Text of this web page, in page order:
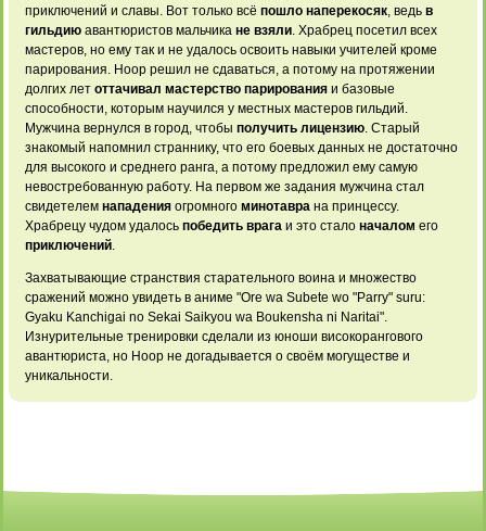
приключений и славы. Вот только всё пошло наперекосяк, ведь в
гильдию авантюристов мальчика не взяли. Храбрец посетил всех
мастеров, но ему так и не удалось освоить навыки учителей кроме
парирования. Ноор решил не сдаваться, а потому на протяжении
долгих лет оттачивал мастерство парирования и базовые
способности, которым научился у местных мастеров гильдий.
Мужчина вернулся в город, чтобы получить лицензию. Старый
знакомый напомнил страннику, что его боевых данных не достаточно
для высокого и среднего ранга, а потому предложил ему самую
невостребованную работу. На первом же задания мужчина стал
свидетелем нападения огромного минотавра на принцессу.
Храбрецу чудом удалось победить врага и это стало началом его
приключений.
Захватывающие странствия старательного воина и множество
сражений можно увидеть в аниме "Ore wa Subete wo "Parry" suru:
Gyaku Kanchigai no Sekai Saikyou wa Boukensha ni Naritai".
Изнурительные тренировки сделали из юноши високорангового
авантюриста, но Ноор не догадывается о своём могуществе и
уникальности.